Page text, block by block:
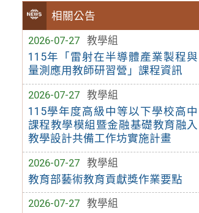
相關公告
2026-07-27
教學組
115年「雷射在半導體產業製程與
量測應用教師研習營」課程資訊
2026-07-27
教學組
115學年度高級中等以下學校高中
課程教學模組暨金融基礎教育融入
教學設計共備工作坊實施計畫
2026-07-27
教學組
教育部藝術教育貢獻獎作業要點
2026-07-27
教學組